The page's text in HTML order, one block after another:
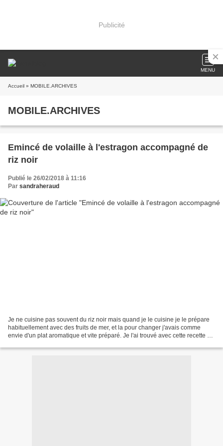
Publicité
MENU
Accueil » MOBILE.ARCHIVES
MOBILE.ARCHIVES
Emincé de volaille à l'estragon accompagné de
riz noir
Publié le 26/02/2018 à 11:16
Par sandraheraud
Je ne cuisine pas souvent du riz noir mais quand je le cuisine je le prépare
habituellement avec des fruits de mer, et la pour changer j'avais comme
envie d'un plat aromatique et vite préparé. Je l'ai trouvé avec cette recette de